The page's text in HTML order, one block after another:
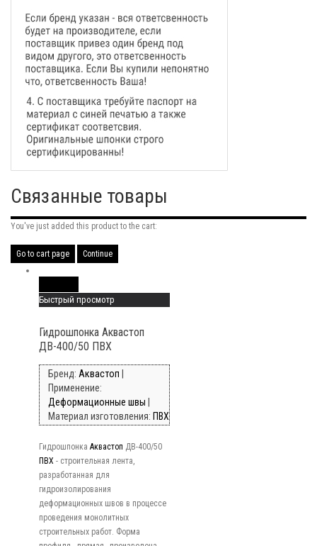
Связанные товары
You've just added this product to the cart:
Go to cart page Continue
Быстрый просмотр
Гидрошпонка Аквастоп
ДВ-400/50 ПВХ
Бренд: Аквастоп
Применение:
Деформационные швы
Материал изготовления: ПВХ
Гидрошпонка Аквастоп ДВ-400/50
ПВХ - строительная лента,
разработанная для
гидроизолирования
деформационных швов в процессе
проведения монолитных
строительных работ. Форма